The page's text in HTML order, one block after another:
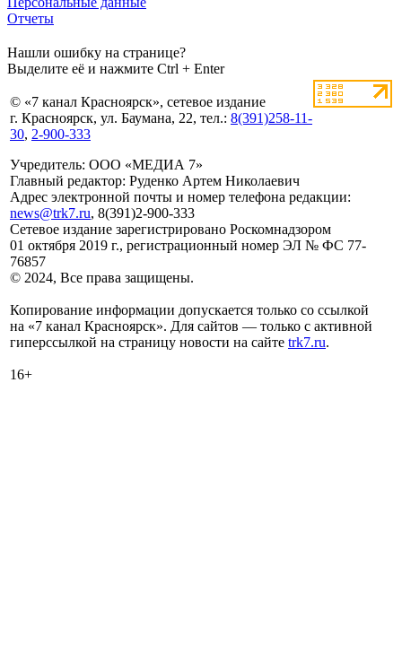
Отчеты
Нашли ошибку на странице?
Выделите её и нажмите Ctrl + Enter
© «7 канал Красноярск», сетевое издание
г. Красноярск, ул. Баумана, 22, тел.: 8(391)258-11-
30, 2-900-333
Учредитель: ООО «МЕДИА 7»
Главный редактор: Руденко Артем Николаевич
Адрес электронной почты и номер телефона редакции:
news@trk7.ru, 8(391)2-900-333
Сетевое издание зарегистрировано Роскомнадзором
01 октября 2019 г., регистрационный номер ЭЛ № ФС 77-
76857
© 2024, Все права защищены.
Копирование информации допускается только со ссылкой
на «7 канал Красноярск». Для сайтов — только с активной
гиперссылкой на страницу новости на сайте trk7.ru.
16+